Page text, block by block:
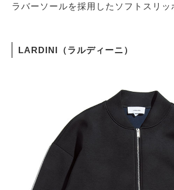
ラバーソールを採用したソフトスリッ
LARDINI（ラルディーニ）